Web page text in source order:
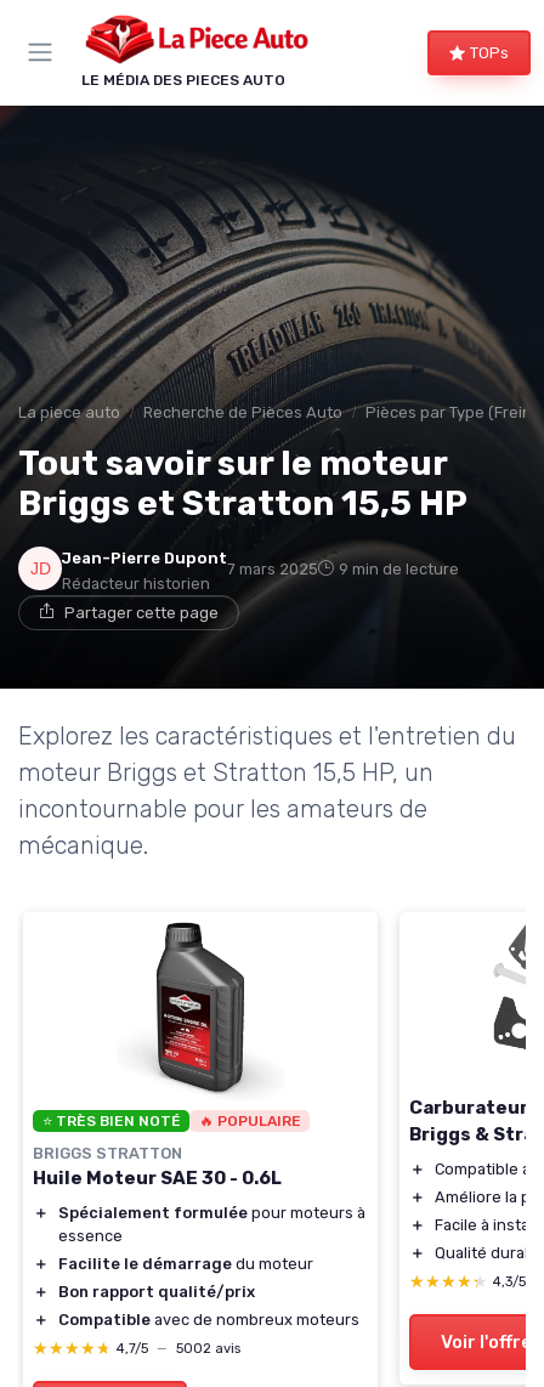
LE MÉDIA DES PIECES AUTO
TOPs
La piece auto Recherche de Pièces Auto Pièces par Type
Tout savoir sur le moteur
Briggs et Stratton 15,5 HP
Jean-Pierre Dupont
Rédacteur historien
7 mars 2025 9 min de lecture
Partager cette page
Explorez les caractéristiques et l'entretien du
moteur Briggs et Stratton 15,5 HP, un
incontournable pour les amateurs de
mécanique.
⭐ TRÈS BIEN NOTÉ 🔥 POPULAIRE
BRIGGS STRATTON
Huile Moteur SAE 30 - 0.6L
＋ Spécialement formulée pour moteurs à
essence
＋
Facilite le démarrage du moteur
＋
Bon rapport qualité/prix
＋
Compatible avec de nombreux moteurs
★★★★★
★★★★★ 4,7/5 — 5002 avis
Carburateur
Briggs &
＋
Compatible
＋
Améliore la
＋
Facile à
＋
Qualité
★★★★★
★★★★★ 4,3/5
Voir l'offre
Panneau de gestion des cookies